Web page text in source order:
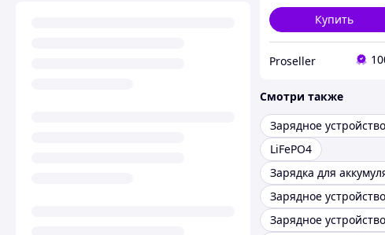
Купить
Proseller
Смотри также
LiFePO4